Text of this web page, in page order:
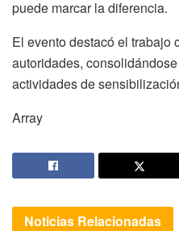
puede marcar la diferencia.
El evento destacó el trabajo
autoridades,
actividades de
Array
Noticias Relacionadas